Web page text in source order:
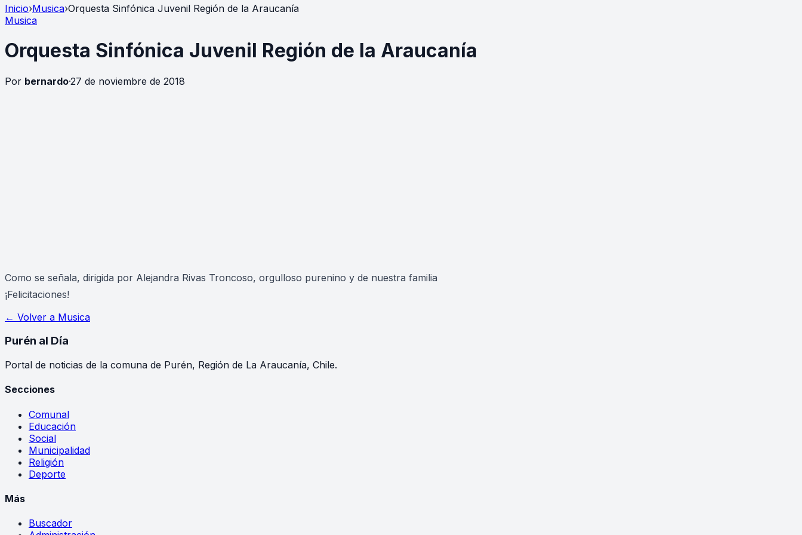
Inicio›Musica›Orquesta Sinfónica Juvenil Región de la Araucanía
Musica
Orquesta Sinfónica Juvenil Región de la Araucanía
Por bernardo·27 de noviembre de 2018
Como se señala, dirigida por Alejandra Rivas Troncoso, orgulloso purenino y de nuestra familia
¡Felicitaciones!
← Volver a Musica
Purén al Día
Portal de noticias de la comuna de Purén, Región de La Araucanía, Chile.
Secciones
Comunal
Educación
Social
Municipalidad
Religión
Deporte
Más
Buscador